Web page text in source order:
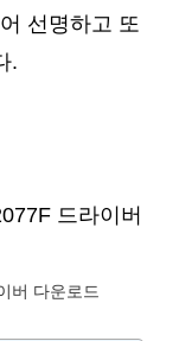
선명하고 또
.
버 다운로드